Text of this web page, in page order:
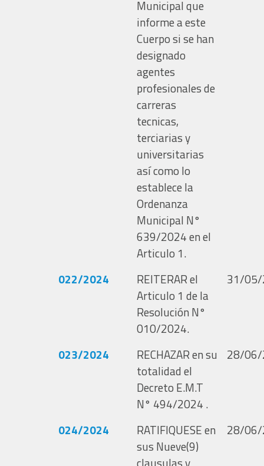
Municipal que
informe a este
Cuerpo si se han
designado
agentes
profesionales de
carreras
tecnicas,
terciarias y
universitarias
así como lo
establece la
Ordenanza
Municipal N°
639/2024 en el
Articulo 1.
022/2024
REITERAR el
Articulo 1 de la
Resolución N°
010/2024.
31/
023/2024
RECHAZAR en su
totalidad el
Decreto E.M.T
N° 494/2024 .
28/
024/2024
RATIFIQUESE en
sus Nueve(9)
28/